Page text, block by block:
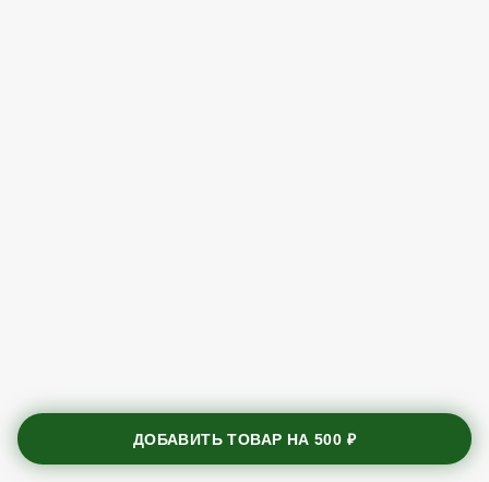
ДОБАВИТЬ ТОВАР НА500 ₽